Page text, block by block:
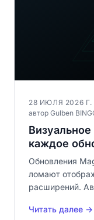
28 ИЮЛЯ 2026 Г.
автор Gulben
каждое
— риск для
Обновления
ломают
расширений.
от визуальных
Читать далее →